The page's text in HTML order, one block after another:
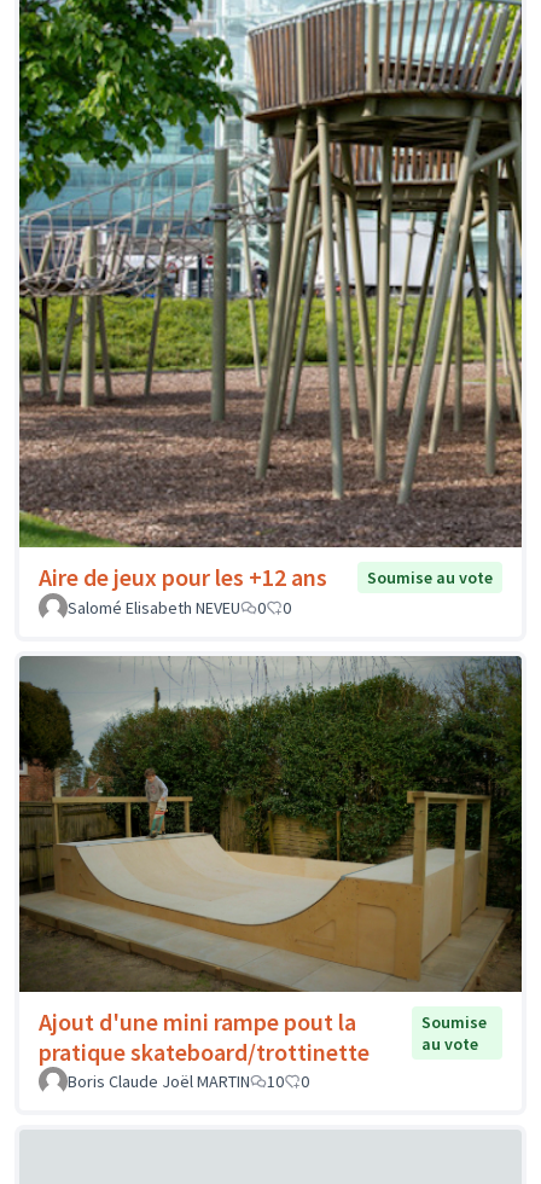
Aire de jeux pour les +12 ans
Soumise au vote
Salomé Elisabeth NEVEU
0 0
Ajout d'une mini rampe pout la
pratique skateboard/trottinette
Soumise
au vote
Boris Claude Joël MARTIN
10 0